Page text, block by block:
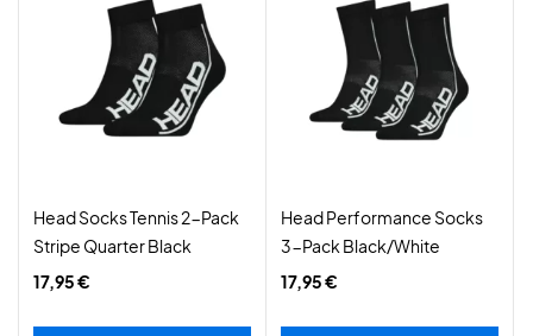
Head Socks Tennis 2-Pack
Stripe Quarter Black
17,95 €
Head Performance Socks
3-Pack Black/White
17,95 €